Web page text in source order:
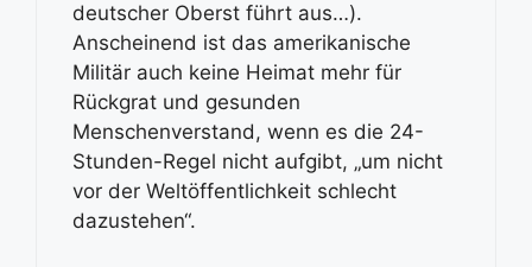
deutscher Oberst führt aus…).
Anscheinend ist das amerikanische
Militär auch keine Heimat mehr für
Rückgrat und gesunden
Menschenverstand, wenn es die 24-
Stunden-Regel nicht aufgibt, „um nicht
vor der Weltöffentlichkeit schlecht
dazustehen“.